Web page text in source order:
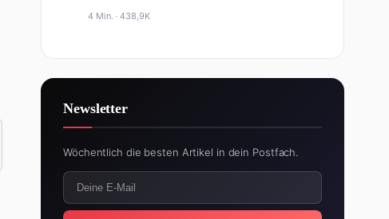
4 Min. ·438,9K
Newsletter
Wöchentlich die besten Artikel in dein Postfach.